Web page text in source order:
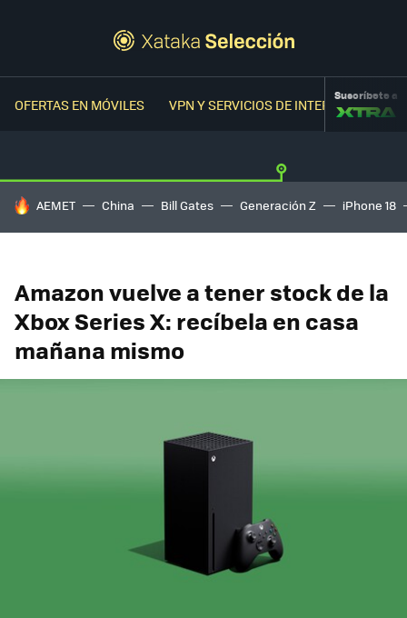
OFERTAS EN MÓVILES VPN Y SERVICIOS DE INTERNETSuscríbete a
HOY SE HABLA DE
AEMET China Bill Gates Generación Z iPhone 18
Amazon vuelve a tener stock de la
Xbox Series X: recíbela en casa
mañana mismo